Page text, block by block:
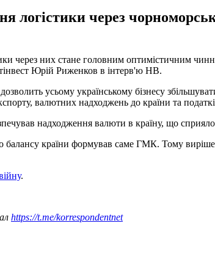
логістики через
через них стане головним оптимістичним
Юрій Риженков в інтерв'ю НВ.
усьому українському бізнесу
валютних надходжень до країни та
надходження валюти в країну, що
балансу країни формував саме ГМК. Тому
.
https://t.me/korrespondentnet